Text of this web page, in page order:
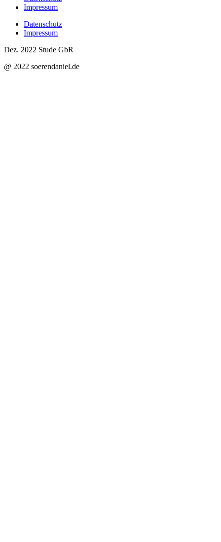
Impressum
Datenschutz
Impressum
Dez. 2022 Stude GbR
@ 2022 soerendaniel.de